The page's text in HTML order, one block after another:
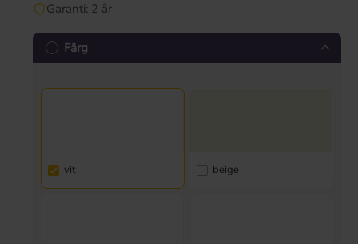
Garanti: 2 år
Färg
vit beige